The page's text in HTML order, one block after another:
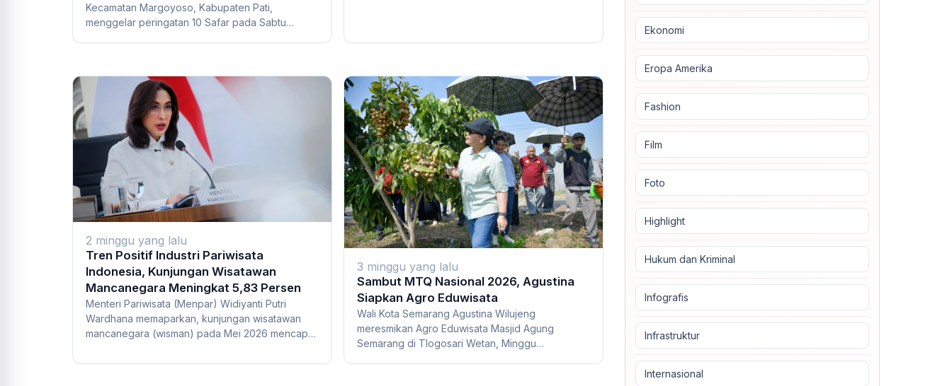
Kecamatan Margoyoso, Kabupaten Pati,
menggelar peringatan 10 Safar pada Sabtu
2 minggu yang lalu
Tren Positif Industri Pariwisata
Indonesia, Kunjungan Wisatawan
Mancanegara Meningkat 5,83 Persen
Menteri Pariwisata (Menpar) Widiyanti Putri
Wardhana memaparkan, kunjungan wisatawan
mancanegara (wisman) pada Mei 2026 mencapai
3 minggu yang lalu
Sambut MTQ Nasional 2026, Agustina
Siapkan Agro Eduwisata
Wali Kota Semarang Agustina Wilujeng
meresmikan Agro Eduwisata Masjid Agung
Semarang di Tlogosari Wetan, Minggu
Ekonomi
Eropa Amerika
Fashion
Film
Foto
Highlight
Hukum dan Kriminal
Infografis
Infrastruktur
Internasional